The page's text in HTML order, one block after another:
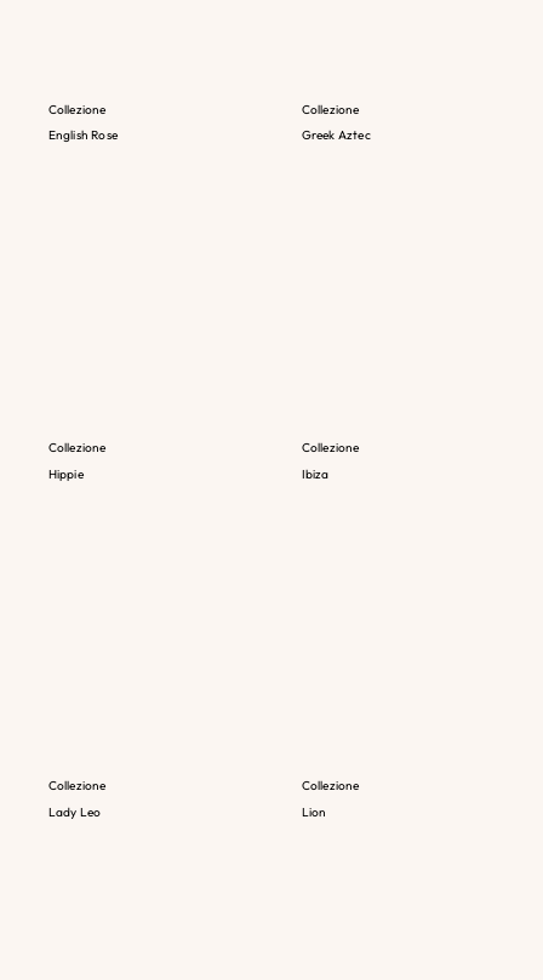
Collezione
English Rose
Collezione
Greek Aztec
Collezione
Hippie
Collezione
Ibiza
Collezione
Lady Leo
Collezione
Lion